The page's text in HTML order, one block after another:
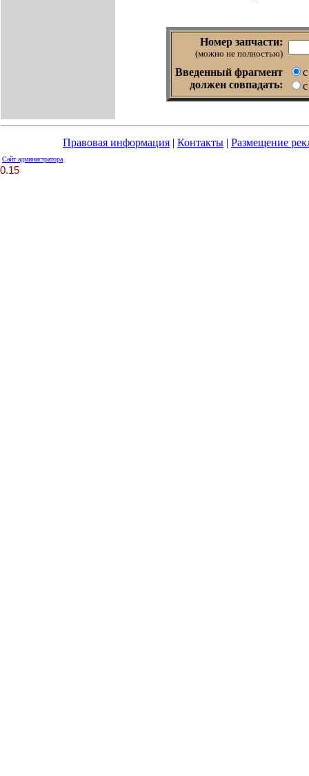
Номер запчасти:
(можно не полностью)
Введенный фрагмент
должен совпадать:
Правовая информация | Контакты | Размещение
Сайт администратора
0.15